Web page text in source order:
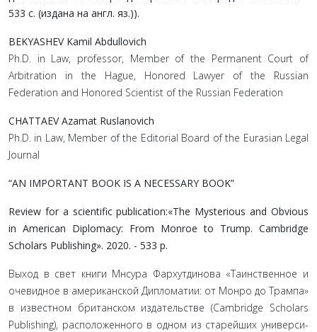
533 с. (издана на англ. яз.)).
BEKYASHEV Kamil Abdullovich
Ph.D. in Law, professor, Member of the Permanent Court of
Arbitration in the Hague, Honored Lawyer of the Russian
Federation and Honored Scientist of the Russian Federation
CHATTAEV Azamat Ruslanovich
Ph.D. in Law, Member of the Editorial Board of the Eurasian Legal
Journal
“AN IMPORTANT BOOK IS A NECESSARY BOOK”
Review for a scientific publication:«The Mysterious and Obvious
in American Diplomacy: From Monroe to Trump. Cambridge
Scholars Publishing». 2020. - 533 p.
Выход в свет книги Мнсура Фархутдинова «Таинственное и
очевидное в американской Дипломатии: от Монро до Трам­па»
в известном британском издательстве (Cambridge Scholars
Publishing), расположенного в одном из старейших универси­